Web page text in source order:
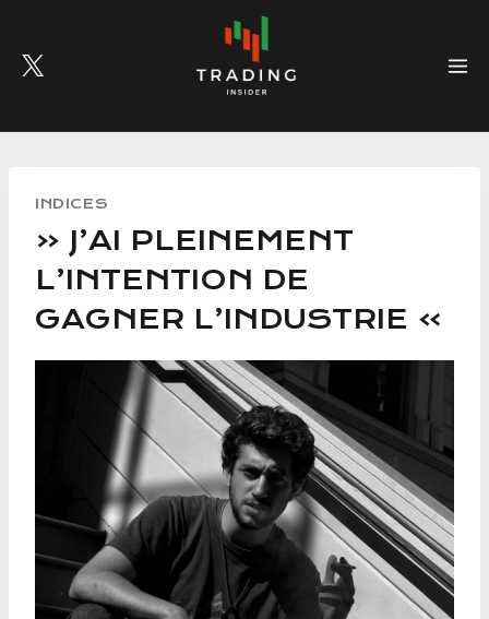
content
INDICES
« J’AI PLEINEMENT
L’INTENTION DE
GAGNER L’INDUSTRIE »